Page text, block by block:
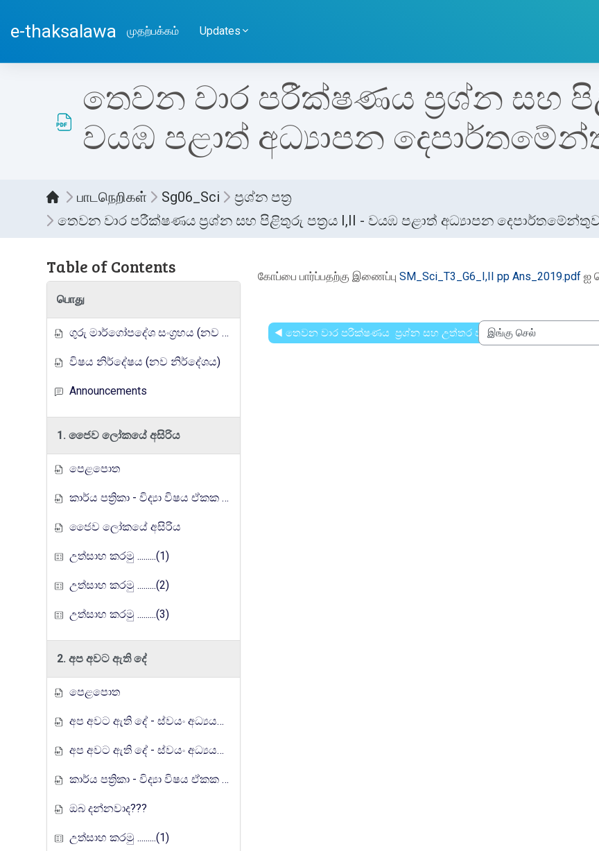
e-thaksalawa முதற்பக்கம் Updates
තෙවන වාර පරීක්ෂණය ප්‍රශ්න සහ
වයඹ පළාත් අධ්‍යාපන
பாடநெறிகள் Sg06_Sci
ප්‍රශ්න පත්‍ර
තෙවන වාර පරීක්ෂණය ප්‍රශ්න සහ පිළිතුරු පත්‍රය I,II - වයඹ පළාත් අධ්‍යාපන දෙපාර්තමේන්තුව
Table of Contents
பொது
ගුරු මාර්ගෝපදේශ සංග්‍රහය (නව නිර්දේශය)
විෂය නිර්දේෂය (නව නිර්දේශය)
Announcements
1. ජෛව ලෝකයේ අසිරිය
පෙළපොත
කාර්ය පත්‍රිකා - විද්‍යා විෂය ඒකක සංවර්ධන වැඩසටහන, මතුගම අධ්‍යාපන කලාපය
ජෛව ලෝකයේ අසිරිය
උත්සාහ කරමු .........(1)
උත්සාහ කරමු .........(2)
උත්සාහ කරමු .........(3)
2. අප අවට ඇති දේ
පෙළපොත
අප අවට ඇති දේ - ස්වයං අධ්‍යයන ඉගෙනුම් කට්ටලය
අප අවට ඇති දේ - ස්වයං අධ්‍යයන ඉගෙනුම් කට්ටලය (පිළිතුරු)
කාර්ය පත්‍රිකා - විද්‍යා විෂය ඒකක සංවර්ධන වැඩසටහන, මතුගම අධ්‍යාපන කලාපය
ඔබ දන්නවාද???
උත්සාහ කරමු .........(1)
கோப்பை பார்ப்பதற்கு இணைப்பு SM_Sci_T3_G6_I,II pp Ans_2019.pdf ஐ
◀︎ තෙවන වාර පරීක්ෂණය ප්‍රශ්න සහ උත්තර පත්‍රය I,II -මධ්‍යම පළාත්
இங்கு செல்